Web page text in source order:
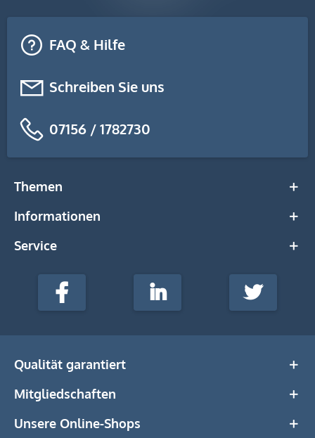
FAQ & Hilfe
Schreiben Sie uns
07156 / 1782730
Themen
Informationen
Service
stempel-
Media
Facebook LinkedIn Twitter
Qualität garantiert
Mitgliedschaften
Unsere Online-Shops